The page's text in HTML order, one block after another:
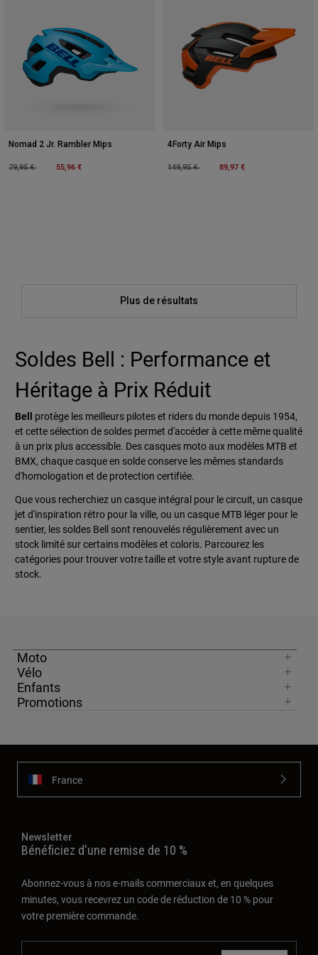
Nomad 2 Jr. Rambler Mips
Price reduced from
79,95 €to 55,96 €
4Forty Air Mips
Price reduced from
149,95 €to 89,97 €
Plus de résultats
Soldes Bell : Performance et
Héritage à Prix Réduit
Bell protège les meilleurs pilotes et riders du monde depuis 1954,
et cette sélection de soldes permet d'accéder à cette même qualité
à un prix plus accessible. Des casques moto aux modèles MTB et
BMX, chaque casque en solde conserve les mêmes standards
d'homologation et de protection certifiée.
Que vous recherchiez un casque intégral pour le circuit, un casque
jet d'inspiration rétro pour la ville, ou un casque MTB léger pour le
sentier, les soldes Bell sont renouvelés régulièrement avec un
stock limité sur certains modèles et coloris. Parcourez les
catégories pour trouver votre taille et votre style avant rupture de
stock.
Moto
Vélo
Enfants
Promotions
France
Newsletter
Bénéficiez d'une remise de 10 %
Abonnez-vous à nos e-mails commerciaux et, en quelques
minutes, vous recevrez un code de réduction de 10 % pour
votre première commande.